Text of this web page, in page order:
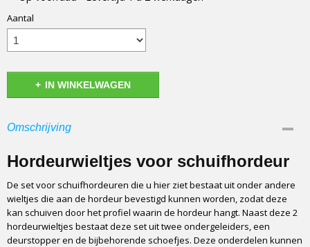
Aantal
IN WINKELWAGEN
Omschrijving
Hordeurwieltjes voor schuifhordeur
De set voor schuifhordeuren die u hier ziet bestaat uit onder andere
wieltjes die aan de hordeur bevestigd kunnen worden, zodat deze
kan schuiven door het profiel waarin de hordeur hangt. Naast deze 2
hordeurwieltjes bestaat deze set uit twee ondergeleiders, een
deurstopper en de bijbehorende schoefjes. Deze onderdelen kunnen